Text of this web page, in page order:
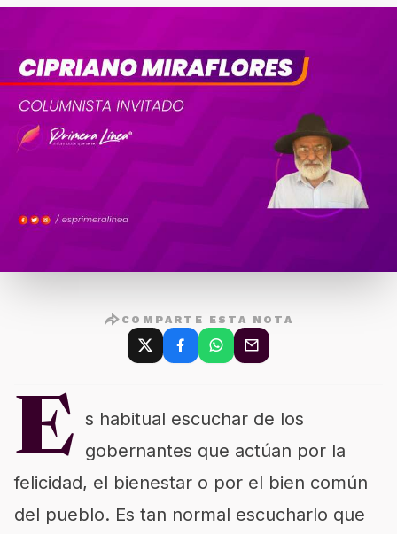
COMPARTE ESTA NOTA
E s habitual escuchar de los
gobernantes que actúan por la
felicidad, el bienestar o por el bien común
del pueblo. Es tan normal escucharlo que